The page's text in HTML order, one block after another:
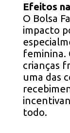
Efeitos
O Bolsa
impacto
feminina.
crianças
uma das
todo.